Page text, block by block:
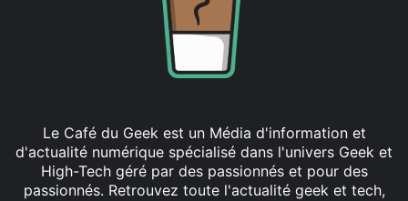
Le Café du Geek est un Média d'information et
d'actualité numérique spécialisé dans l'univers Geek et
High-Tech géré par des passionnés et pour des
passionnés. Retrouvez toute l'actualité geek et tech,